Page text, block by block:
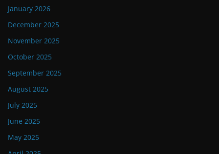
January 2026
December 2025
November 2025
October 2025
September 2025
August 2025
July 2025
June 2025
May 2025